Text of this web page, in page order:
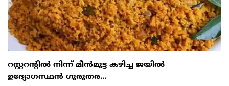
റസ്റ്ററന്റില്‍ നിന്ന് മീന്‍മുട്ട കഴിച്ച ജയില്‍
ഉദ്യോഗസ്ഥന്‍ ഗുരുതര...